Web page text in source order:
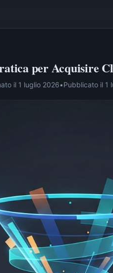
per Acquisire
il 1 luglio 2026•Pubblicato il 1